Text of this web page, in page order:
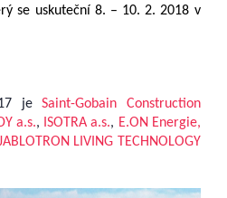
se uskuteční 8. – 10. 2. 2018 v
jeSaint-Gobain Construction
a.s., ISOTRA a.s., E.ON Energie,
LIVING TECHNOLOGY